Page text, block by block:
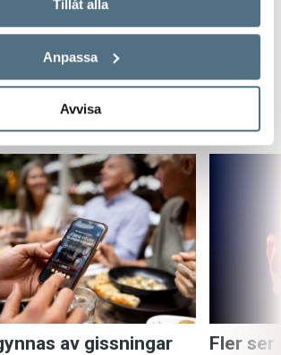
Tillåt alla
Anpassa
Avvisa
2012-2
av gissningar Fler